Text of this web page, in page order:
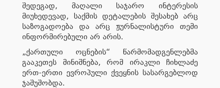
შედეგად, მაღალი საჯარო ინტერესის
მიუხედევად, საქმის დეტალების შესახებ არც
საზოგადოება და არც ჟურნალისტური თემი
ინფორმირებული არ არის.
„ქართული ოცნების“ წარმომადგენლებმა
გააკეთეს მინიშნება, რომ ირაკლი ჩიხლაძე
ერთ-ერთი ევროპული ქვეყნის სასარგებლოდ
ჯაშუშობდა.